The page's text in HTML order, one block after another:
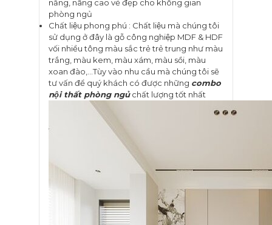
năng, nâng cao vẻ đẹp cho không gian
phòng ngủ
Chất liệu phong phú : Chất liệu mà chúng tôi
sử dụng ở đây là gỗ công nghiệp MDF & HDF
vối nhiều tông màu sắc trẻ trẻ trung như màu
trắng, màu kem, màu xám, màu sồi, màu
xoan đào,…Tùy vào nhu cầu mà chúng tôi sẽ
tư vấn để quý khách có được những combo
nội thất phòng ngủchất lượng tốt nhất